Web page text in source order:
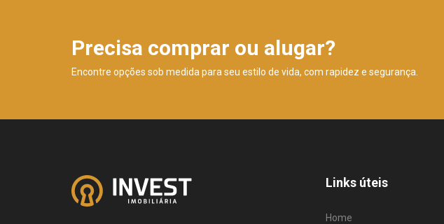
Precisa comprar ou alugar?
Encontre opções sob medida para seu estilo de vida, com rapidez e segurança.
Links úteis
Home